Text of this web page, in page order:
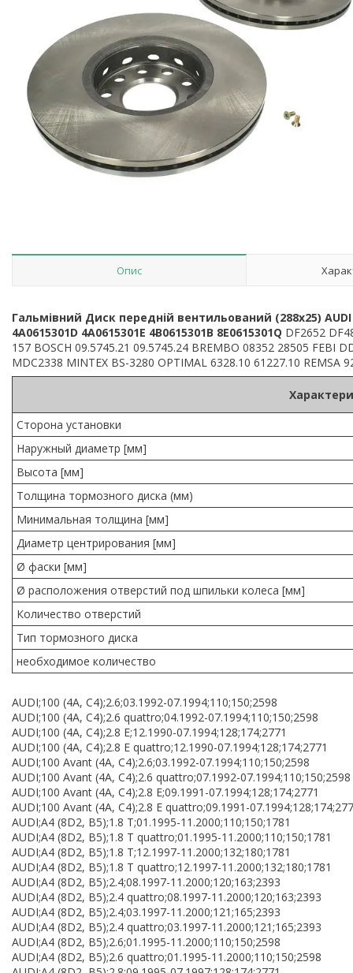
Опис
Гальмівний Диск передній вентильований (288x25) AUDI
4A0615301D 4A0615301E 4B0615301B 8E0615301Q DF2652
157 BOSCH 09.5745.21 09.5745.24 BREMBO 08352 28505 FEBI
MDC2338 MINTEX BS-3280 OPTIMAL 6328.10 61227.10 REMSA
Сторона установки
Наружный диаметр [мм]
Высота [мм]
Толщина тормозного диска (мм)
Минимальная толщина [мм]
Диаметр центрирования [мм]
Ø фаски [мм]
Ø расположения отверстий под шпильки колеса [мм]
Количество отверстий
Тип тормозного диска
необходимое количество
AUDI;100 (4A, C4);2.6;03.1992-07.1994;110;150;2598
AUDI;100 (4A, C4);2.6 quattro;04.1992-07.1994;110;150;2598
AUDI;100 (4A, C4);2.8 E;12.1990-07.1994;128;174;2771
AUDI;100 (4A, C4);2.8 E quattro;12.1990-07.1994;128;174;2771
AUDI;100 Avant (4A, C4);2.6;03.1992-07.1994;110;150;2598
AUDI;100 Avant (4A, C4);2.6 quattro;07.1992-07.1994;110;150;2598
AUDI;100 Avant (4A, C4);2.8 E;09.1991-07.1994;128;174;2771
AUDI;100 Avant (4A, C4);2.8 E quattro;09.1991-
AUDI;A4 (8D2, B5);1.8 T;01.1995-11.2000;110;150;1781
AUDI;A4 (8D2, B5);1.8 T quattro;01.1995-11.2000;110;150;1781
AUDI;A4 (8D2, B5);1.8 T;12.1997-11.2000;132;180;1781
AUDI;A4 (8D2, B5);1.8 T quattro;12.1997-11.2000;132;180;1781
AUDI;A4 (8D2, B5);2.4;08.1997-11.2000;120;163;2393
AUDI;A4 (8D2, B5);2.4 quattro;08.1997-11.2000;120;163;2393
AUDI;A4 (8D2, B5);2.4;03.1997-11.2000;121;165;2393
AUDI;A4 (8D2, B5);2.4 quattro;03.1997-11.2000;121;165;2393
AUDI;A4 (8D2, B5);2.6;01.1995-11.2000;110;150;2598
AUDI;A4 (8D2, B5);2.6 quattro;01.1995-11.2000;110;150;2598